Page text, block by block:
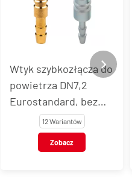
Wtyk szybkozłącza do
powietrza DN7,2
Eurostandard, bez
zaworu, z końcówką
do węża, 16 bar
12 Wariantów
Zobacz